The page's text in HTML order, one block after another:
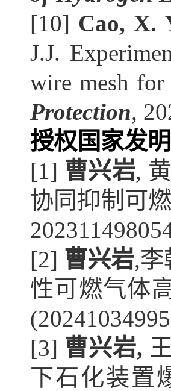
[10] Cao, X.
J.J.
wire mesh
Protection,
授权 国家发
[1] 曹兴岩,
协同抑制可
[2] 曹兴岩,李
性可燃气体
[3] 曹兴岩,
下石化装置